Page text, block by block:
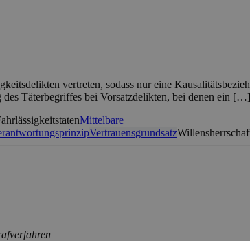
vertreten, sodass nur eine
Täterbegriffes bei Vorsatzdelikten, bei denen ein […]
Mittelbare
Vertrauensgrundsatz